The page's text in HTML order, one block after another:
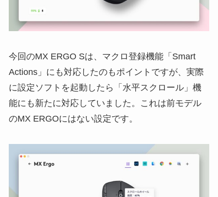
今回のMX ERGO Sは、マクロ登録機能「Smart
Actions」にも対応したのもポイントですが、実際
に設定ソフトを起動したら「水平スクロール」機
能にも新たに対応していました。これは前モデル
のMX ERGOにはない設定です。